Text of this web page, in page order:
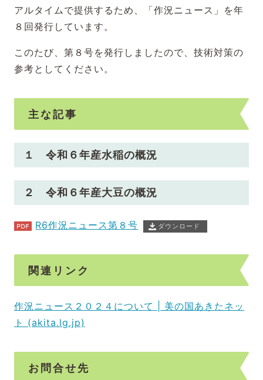
アルタイムで提供するため、「作況ニュース」を年
８回発行しています。
このたび、第８号を発行しましたので、技術対策の
参考としてください。
主な記事
１ 令和６年産水稲の概況
２ 令和６年産大豆の概況
R6作況ニュース第８号 ダウンロード
関連リンク
作況ニュース２０２４について | 美の国あきたネッ
ト (akita.lg.jp)
お問合せ先